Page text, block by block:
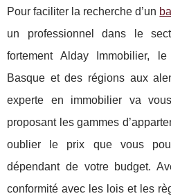
Pour faciliter la recherche d’un
un professionnel dans le
fortement Alday Immobilier,
Basque et des régions aux
experte en immobilier va
proposant les gammes
oublier le prix que vous
dépendant de votre budget.
conformité avec les lois et les